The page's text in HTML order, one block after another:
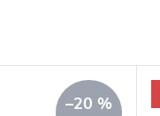
–20 %